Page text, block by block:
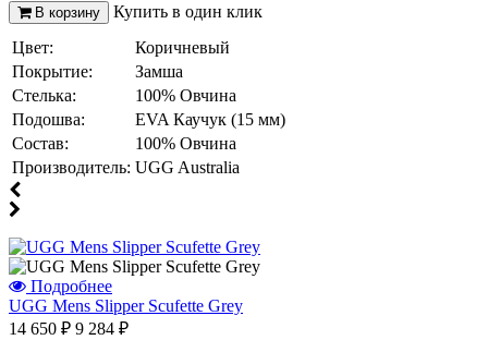
В корзину
Купить в один клик
Цвет:
Коричневый
Покрытие:
Замша
Стелька:
100% Овчина
Подошва:
EVA Каучук (15 мм)
Состав:
100% Овчина
Производитель: UGG Australia
Подробнее
UGG Mens Slipper Scufette Grey
14 650 ₽ 9 284 ₽